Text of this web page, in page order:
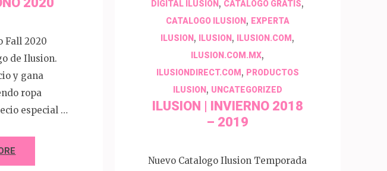
Fall 2020
de Ilusion.
y gana
ropa
especial …
DIGITAL ILUSION , CATALOGO GRATIS,
CATALOGO ILUSION, EXPERTA
ILUSION , ILUSION , ILUSION.COM ,
ILUSION.COM.MX,
ILUSIONDIRECT.COM , PRODUCTOS
ILUSION, UNCATEGORIZED
ILUSION | INVIERNO 2018
– 2019
Nuevo Catalogo Ilusion Temporada